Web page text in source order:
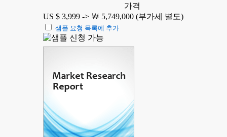
가격
US $ 3,999 -> ￦ 5,749,000 (부가세 별도)
샘플 요청 목록에 추가